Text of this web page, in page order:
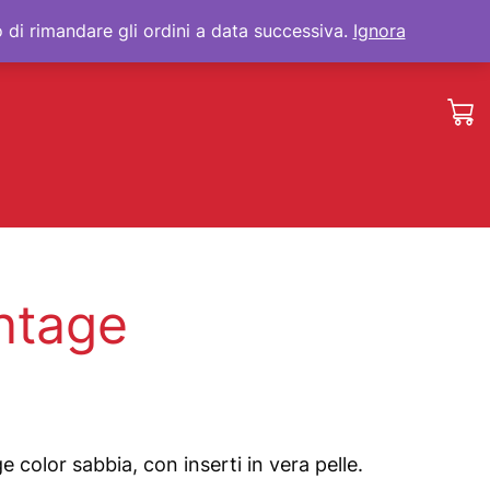
color sabbia, con inserti in vera pelle.
rimandare gli ordini a data successiva. Ignora